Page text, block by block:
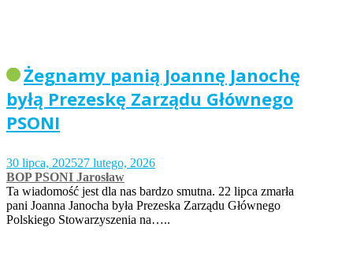
Żegnamy panią Joannę Janochę
byłą Prezeskę Zarządu Głównego
PSONI
30 lipca, 202527 lutego, 2026
BOP PSONI Jarosław
Ta wiadomość jest dla nas bardzo smutna. 22 lipca zmarła
pani Joanna Janocha była Prezeska Zarządu Głównego
Polskiego Stowarzyszenia na…..